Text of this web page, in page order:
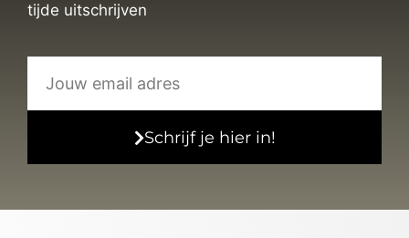
tijde uitschrijven
Schrijf je hier in!